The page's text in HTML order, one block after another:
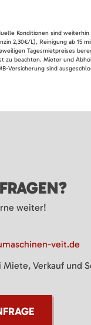
Konditionen sind
2,30€/L), Reinigung ab 15
Tagesmietpreises
beachten. Mieter und
sind
weiter!
veit.de
Miete, Verkauf und